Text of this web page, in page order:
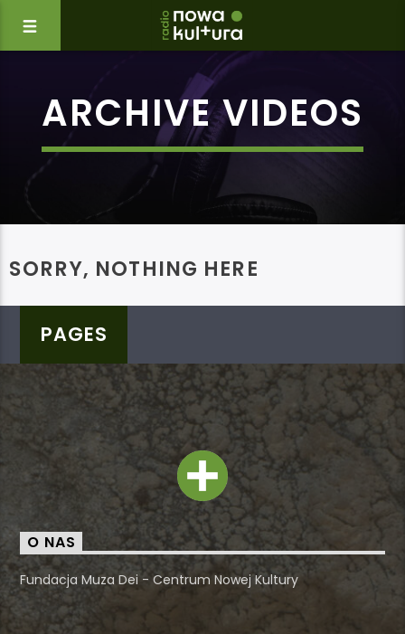
ARCHIVE VIDEOS
SORRY, NOTHING HERE
PAGES
O NAS
Fundacja Muza Dei - Centrum Nowej Kultury